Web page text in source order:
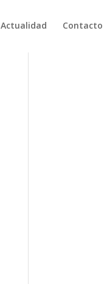
Actualidad Contacto